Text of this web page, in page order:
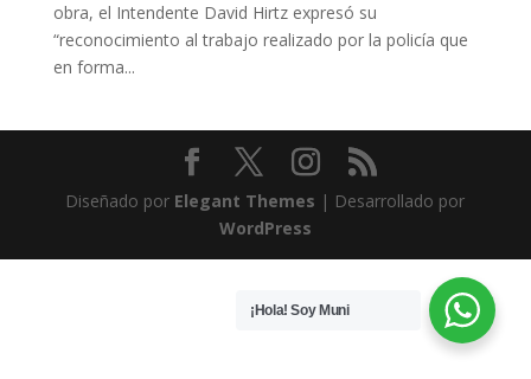
obra, el Intendente David Hirtz expresó su
“reconocimiento al trabajo realizado por la policía que
en forma...
Diseñado por Elegant Themes | Desarrollado por
WordPress
¡Hola! Soy Muni